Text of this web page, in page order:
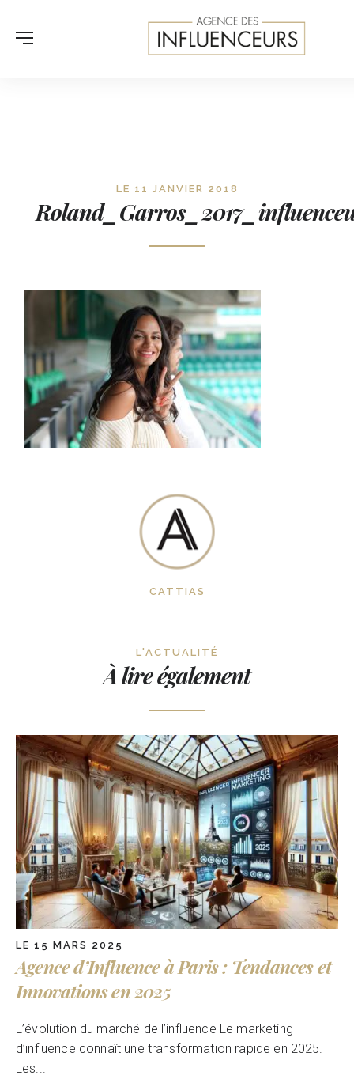
CATTIAS
LE 11 JANVIER 2018
L'ACTUALITÉ
À lire également
LE 15 MARS 2025
Agence d’Influence à Paris : Tendances et
Innovations en 2025
L’évolution du marché de l’influence Le marketing
d’influence connaît une transformation rapide en 2025.
Les...